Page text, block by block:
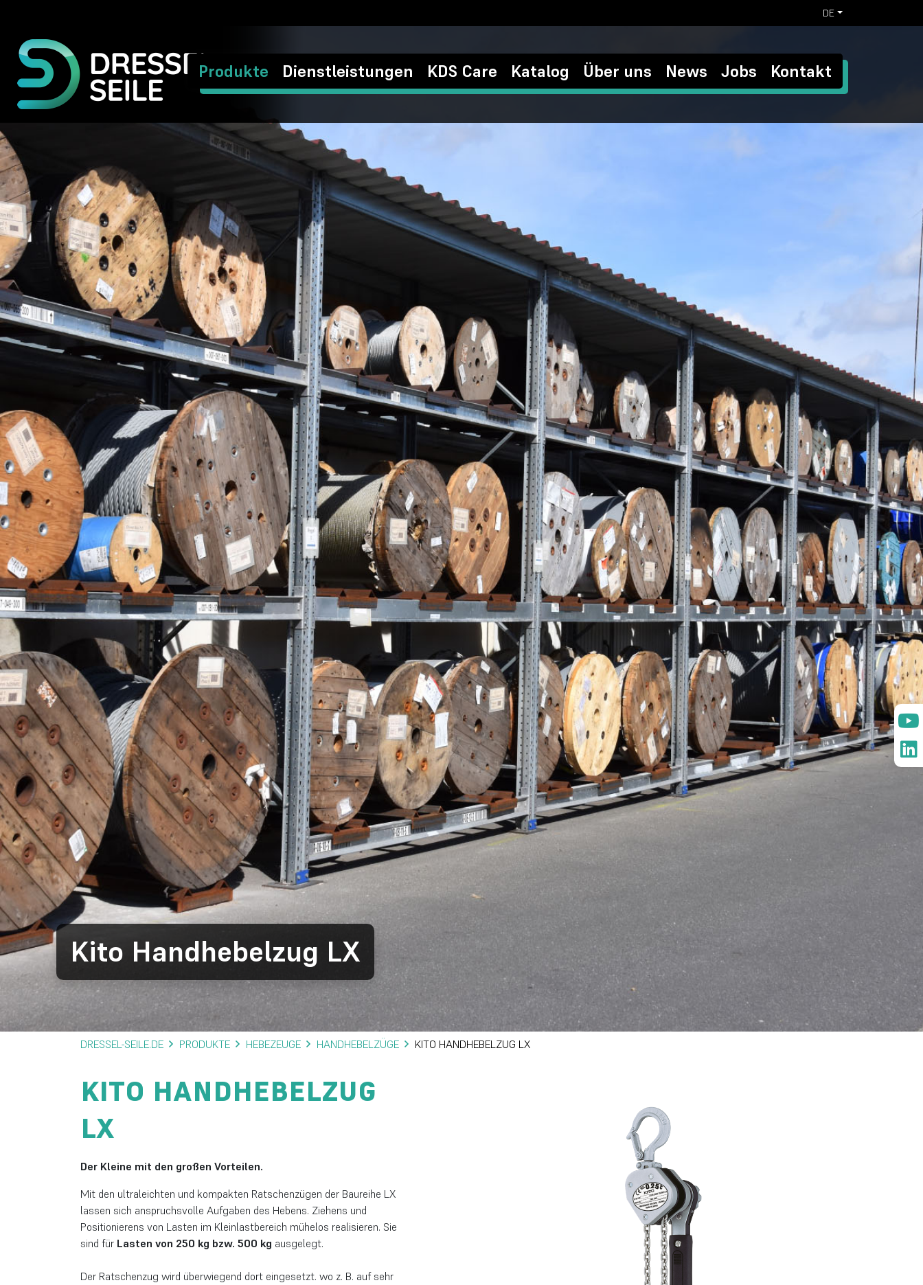
DE
Produkte Dienstleistungen KDS Care Katalog Über uns News Jobs Kontakt
Kito Handhebelzug LX
DRESSEL-SEILE.DE PRODUKTE HEBEZEUGE HANDHEBELZÜGE KITO HANDHEBELZUG LX
KITO HANDHEBELZUG
LX
Der Kleine mit den großen Vorteilen.
Mit den ultraleichten und kompakten Ratschenzügen der Baureihe LX
lassen sich anspruchsvolle Aufgaben des Hebens. Ziehens und
Positionierens von Lasten im Kleinlastbereich mühelos realisieren. Sie
sind für Lasten von 250 kg bzw. 500 kg ausgelegt.
Der Ratschenzug wird überwiegend dort eingesetzt. wo z. B. auf sehr